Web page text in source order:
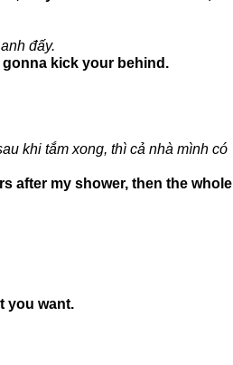
đấy.
gonna kick your behind.
khi tắm xong, thì cả nhà mình có
after my shower, then the whole
you want.